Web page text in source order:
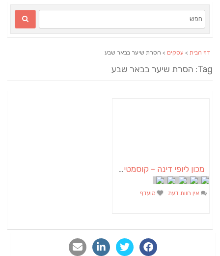
דף הבית > עסקים > הסרת שיער בבאר שבע
Tag: הסרת שיער בבאר שבע
מכון ליופי דינה – קוסמטיקאית בבאר שבע
אין חוות דעת מועדף